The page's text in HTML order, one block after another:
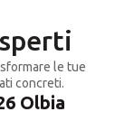
le tue
concreti.
Olbia